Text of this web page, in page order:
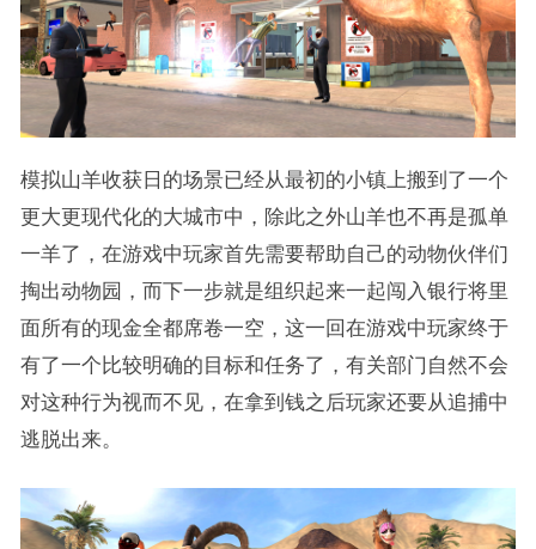
模拟山羊收获日的场景已经从最初的小镇上搬到了一个
更大更现代化的大城市中，除此之外山羊也不再是孤单
一羊了，在游戏中玩家首先需要帮助自己的动物伙伴们
掏出动物园，而下一步就是组织起来一起闯入银行将里
面所有的现金全都席卷一空，这一回在游戏中玩家终于
有了一个比较明确的目标和任务了，有关部门自然不会
对这种行为视而不见，在拿到钱之后玩家还要从追捕中
逃脱出来。